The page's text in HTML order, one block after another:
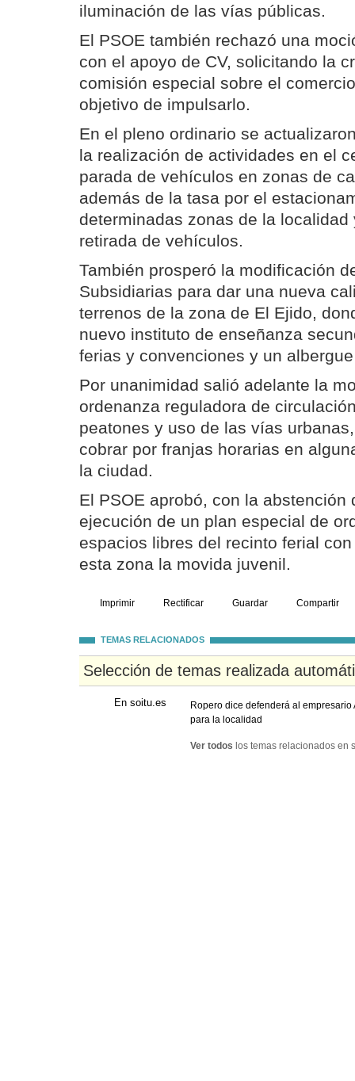
iluminación de las vías públicas.
El PSOE también rechazó una
con el apoyo de CV, solicitando la
comisión especial sobre el
objetivo de impulsarlo.
En el pleno ordinario se
la realización de actividades en el
parada de vehículos en zonas de
además de la tasa por el
determinadas zonas de la localidad
retirada de vehículos.
También prosperó la modificación
Subsidiarias para dar una nueva
terrenos de la zona de El Ejido,
nuevo instituto de enseñanza
ferias y convenciones y un
Por unanimidad salió adelante la
ordenanza reguladora de
peatones y uso de las vías
cobrar por franjas horarias en
la ciudad.
El PSOE aprobó, con la abstención
ejecución de un plan especial de
espacios libres del recinto ferial
esta zona la movida juvenil.
Imprimir Rectificar Guardar Compartir
TEMAS RELACIONADOS
Selección de temas realizada
En soitu.es
Ropero dice defenderá al
para la localidad
Ver todos los temas relacionados en